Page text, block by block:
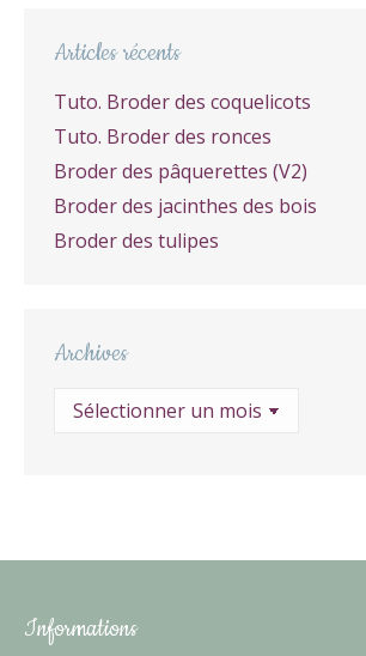
Articles récents
Tuto. Broder des coquelicots
Tuto. Broder des ronces
Broder des pâquerettes (V2)
Broder des jacinthes des bois
Broder des tulipes
Archives
Archives
Informations